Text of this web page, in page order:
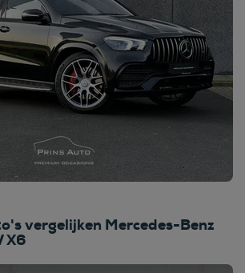
vergelijken Mercedes-Benz
X6